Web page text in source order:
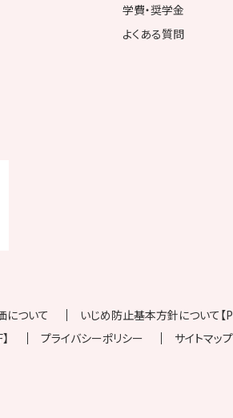
学費・奨学金
よくある質問
について いじめ防止基本方針について【
プライバシーポリシー サイトマップ